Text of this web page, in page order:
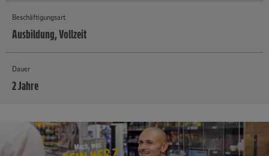
Beschäftigungsart
Ausbildung, Vollzeit
Dauer
2 Jahre